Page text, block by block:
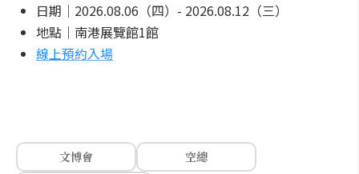
日期｜2026.08.06（四）- 2026.08.12（三）
地點｜南港展覽館1館
線上預約入場
文博會
空總